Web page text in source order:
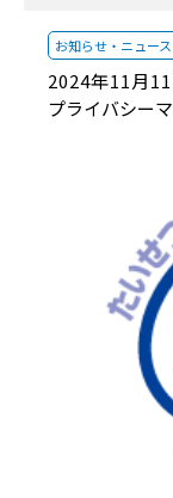
2024年11月
お知らせ・ ニュー
プライバシー